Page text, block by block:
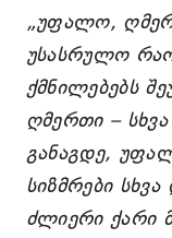
„უფალო,
უსასრულო
ქმნილებებს
ღმერთი –
განაგდე,
სიზმრები
ძლიერი ქარი